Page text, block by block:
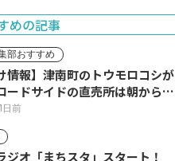
めの記事
部おすすめ
情報】津南町のトウモロコシが
ードサイドの直売所は朝から長
日前
ジオ「まちスタ」スタート！